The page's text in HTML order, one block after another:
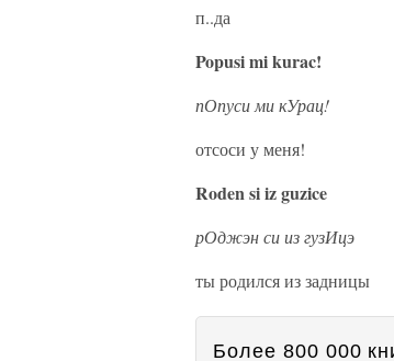
п..да
Popusi mi kurac!
пОпуси ми кУрац!
отсоси у меня!
Roden si iz guzice
рОджэн си из гузИцэ
ты родился из задницы
Более 800 000